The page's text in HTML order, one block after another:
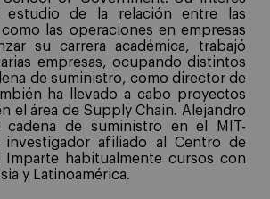
de la relación entre las
las operaciones en empresas
su carrera académica, trabajó
empresas, ocupando distintos
de suministro, como director de
ha llevado a cabo proyectos
el área de Supply Chain. Alejandro
de suministro en el MIT-
investigador afiliado al Centro de
Imparte habitualmente cursos con
y Latinoamérica.